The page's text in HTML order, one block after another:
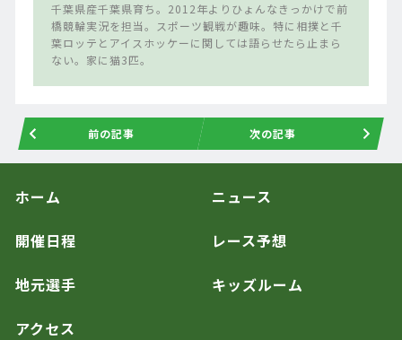
千葉県産千葉県育ち。2012年よりひょんなきっかけで前
橋競輪実況を担当。スポーツ観戦が趣味。特に相撲と千
葉ロッテとアイスホッケーに関しては語らせたら止まら
ない。家に猫3匹。
前の記事 次の記事
ホーム ニュース
開催日程 レース予想
地元選手 キッズルーム
アクセス